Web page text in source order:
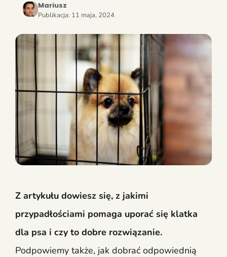
Mariusz
Publikacja: 11 maja, 2024
Z artykułu dowiesz się, z jakimi
przypadłościami pomaga uporać się klatka
dla psa i czy to dobre rozwiązanie.
Podpowiemy także, jak dobrać odpowiednią